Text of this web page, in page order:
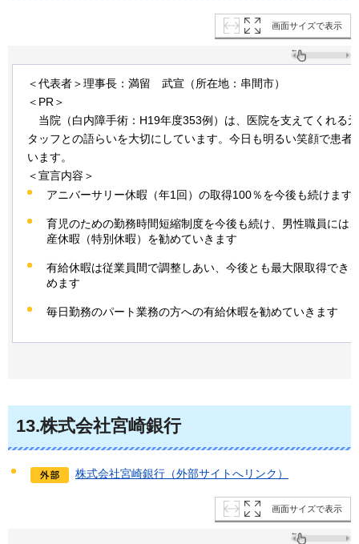
画面サイズで表示
＜代表者＞理事長：満留 武宣 （所在地：串間市）
＜PR＞
当院 （白内障手術：H19年度353例）は、医院を支えてくれる
タッフとの語らいを大切にしています。今日も明るい笑顔で患者
います。
＜宣言内容＞
アニバーサリー休暇（年1回）の取得100％を今後も続けます
育児のための勤務時間短縮制度を今後も続け、男性職員には
産休暇（特別休暇）を勧めていきます
有給休暇は従業員間で調整しあい、今後とも最大限取得でき
めます
毎日勤務のパート業務の方への有給休暇を勧めていきます
13.株式会社宮崎銀行
株式会社宮崎銀行（外部サイトへリンク）
画面サイズで表示